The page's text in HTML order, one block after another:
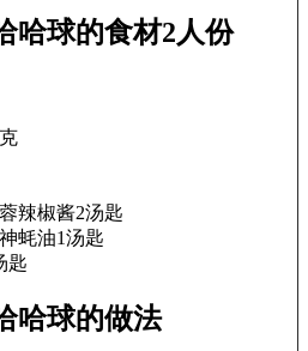
哈球的食材2人份
辣椒酱2汤匙
蚝油1汤匙
匙
哈球的做法